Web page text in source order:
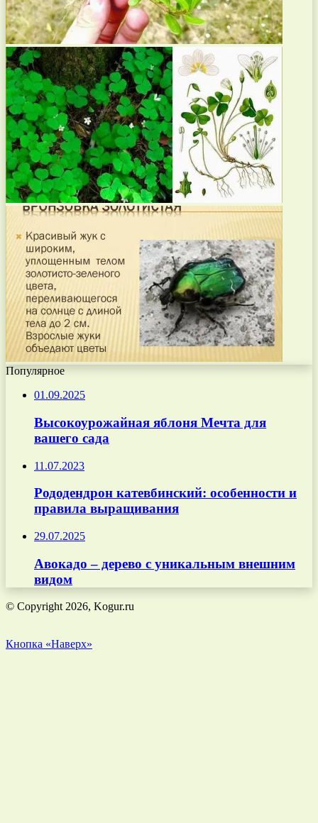
Популярное
01.09.2025
Высокоурожайная яблоня Мечта для
вашего сада
11.07.2023
Рододендрон катевбинский: особенности и
правила выращивания
29.07.2025
Авокадо – дерево с уникальным внешним
видом
© Copyright 2026, Kogur.ru
Кнопка «Наверх»